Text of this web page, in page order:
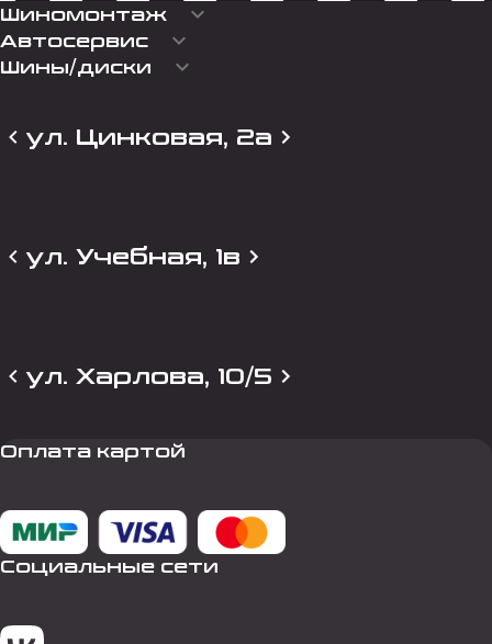
Шиномонтаж keyboard_arrow_down
Автосервис keyboard_arrow_down
Шины/диски keyboard_arrow_down
ул. Цинковая, 2а
ул. Учебная, 1в
ул. Харлова, 10/5
Оплата картой
Социальные сети